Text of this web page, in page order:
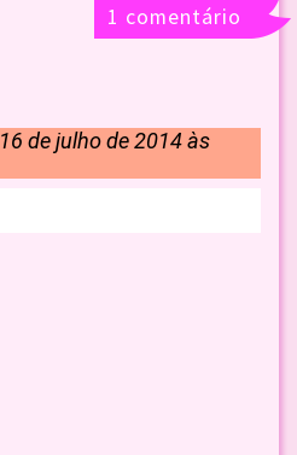
1 comentário
16 de julho de 2014 às